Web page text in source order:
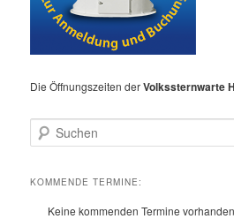
Die Öffnungszeiten derVolkssternwarte
u
h
KOMMENDE TERMINE:
Keine kommenden Termine